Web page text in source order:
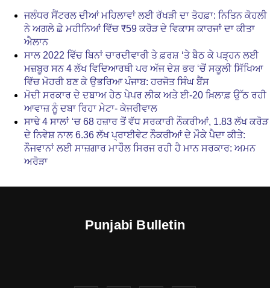
ਜਲੰਧਰ ਸੈਂਟਰਲ ਦੀਆਂ ਮਹਿਲਾਵਾਂ ਲਈ ਰੱਖੜੀ ਦਾ ਤੋਹਫ਼ਾ: ਨਿਤਿਨ ਕੋਹਲੀ
ਨੇ ਅਗਲੇ ਛੇ ਮਹੀਨਿਆਂ ਵਿੱਚ ₹59 ਕਰੋੜ ਦੇ ਵਿਕਾਸ ਕਾਰਜਾਂ ਦਾ ਕੀਤਾ
ਐਲਾਨ
ਸਾਲ 2022 ਵਿੱਚ ਬਿਨਾਂ ਚਾਰਦੀਵਾਰੀ ਤੇ ਫ਼ਰਸ਼ ‘ਤੇ ਬੈਠ ਕੇ ਪੜ੍ਹਨ ਲਈ
ਮਜ਼ਬੂਰ ਸਨ 4 ਲੱਖ ਵਿਦਿਆਰਥੀ ਪਰ ਅੱਜ ਦੇਸ਼ ਭਰ ‘ਚੋਂ ਸਕੂਲੀ ਸਿੱਖਿਆ
ਵਿੱਚ ਮੋਹਰੀ ਬਣ ਕੇ ਉਭਰਿਆ ਪੰਜਾਬ: ਹਰਜੋਤ ਸਿੰਘ ਬੈਂਸ
ਮੋਦੀ ਸਰਕਾਰ ਦੇ ਦਬਾਅ ਹੇਠ ਪੇਪਰ ਲੀਕ ਅਤੇ ਈ-20 ਖ਼ਿਲਾਫ਼ ਉੱਠ ਰਹੀ
ਆਵਾਜ਼ ਨੂੰ ਦਬਾ ਰਿਹਾ ਮੇਟਾ- ਕੇਜਰੀਵਾਲ
ਸਾਢੇ 4 ਸਾਲਾਂ ‘ਚ 68 ਹਜ਼ਾਰ ਤੋਂ ਵੱਧ ਸਰਕਾਰੀ ਨੌਕਰੀਆਂ, 1.83 ਲੱਖ ਕਰੋੜ
ਦੇ ਨਿਵੇਸ਼ ਨਾਲ 6.36 ਲੱਖ ਪ੍ਰਾਈਵੇਟ ਨੌਕਰੀਆਂ ਦੇ ਮੌਕੇ ਪੈਦਾ ਕੀਤੇ:
ਨੌਜਵਾਨਾਂ ਲਈ ਸਾਜ਼ਗਾਰ ਮਾਹੌਲ ਸਿਰਜ ਰਹੀ ਹੈ ਮਾਨ ਸਰਕਾਰ: ਅਮਨ
ਅਰੋੜਾ
Punjabi Bulletin